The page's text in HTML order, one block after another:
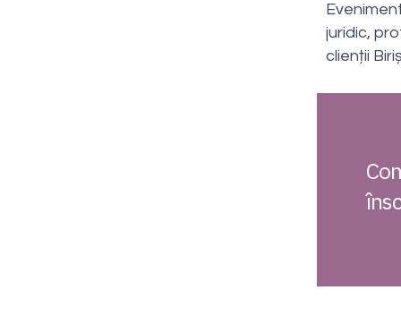
juridic,
clienții